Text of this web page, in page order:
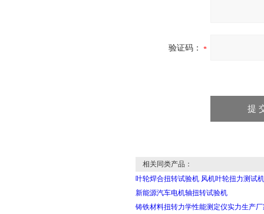
验证码：
相关同类产品：
叶轮焊合扭转试验机 风机叶轮扭力测试机
新能源汽车电机轴扭转试验机
铸铁材料扭转力学性能测定仪实力生产